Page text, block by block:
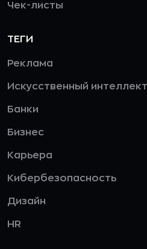
Чек-листы
ТЕГИ
Реклама
Искусственный интеллект
Банки
Бизнес
Карьера
Кибербезопасность
Дизайн
HR